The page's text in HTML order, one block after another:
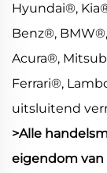
Hyundai®,
Benz®,
Acura®,
Ferrari®,
uitsluitend
>Alle
eigendom van